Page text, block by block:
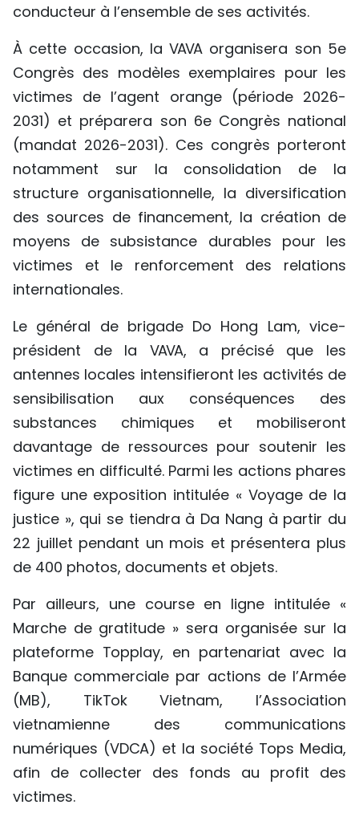
conducteur à l’ensemble de ses activités.
À cette occasion, la VAVA organisera son 5e
Congrès des modèles exemplaires pour les
victimes de l’agent orange (période 2026-
2031) et préparera son 6e Congrès national
(mandat 2026-2031). Ces congrès porteront
notamment sur la consolidation de la
structure organisationnelle, la diversification
des sources de financement, la création de
moyens de subsistance durables pour les
victimes et le renforcement des relations
internationales.
Le général de brigade Do Hong Lam, vice-
président de la VAVA, a précisé que les
antennes locales intensifieront les activités de
sensibilisation aux conséquences des
substances chimiques et mobiliseront
davantage de ressources pour soutenir les
victimes en difficulté. Parmi les actions phares
figure une exposition intitulée « Voyage de la
justice », qui se tiendra à Da Nang à partir du
22 juillet pendant un mois et présentera plus
de 400 photos, documents et objets.
Par ailleurs, une course en ligne intitulée «
Marche de gratitude » sera organisée sur la
plateforme Topplay, en partenariat avec la
Banque commerciale par actions de l’Armée
(MB), TikTok Vietnam, l’Association
vietnamienne des communications
numériques (VDCA) et la société Tops Media,
afin de collecter des fonds au profit des
victimes.